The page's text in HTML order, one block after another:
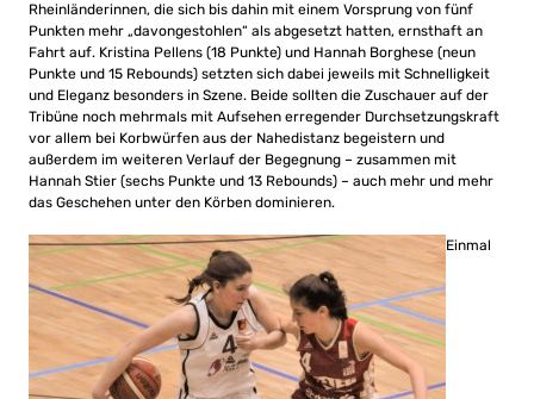
Rheinländerinnen, die sich bis dahin mit einem Vorsprung von fünf
Punkten mehr „davongestohlen“ als abgesetzt hatten, ernsthaft an
Fahrt auf. Kristina Pellens (18 Punkte) und Hannah Borghese (neun
Punkte und 15 Rebounds) setzten sich dabei jeweils mit Schnelligkeit
und Eleganz besonders in Szene. Beide sollten die Zuschauer auf der
Tribüne noch mehrmals mit Aufsehen erregender Durchsetzungskraft
vor allem bei Korbwürfen aus der Nahedistanz begeistern und
außerdem im weiteren Verlauf der Begegnung – zusammen mit
Hannah Stier (sechs Punkte und 13 Rebounds) – auch mehr und mehr
das Geschehen unter den Körben dominieren.
Einmal